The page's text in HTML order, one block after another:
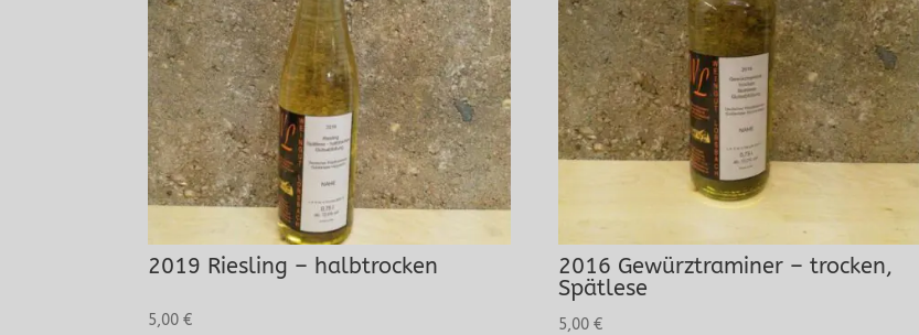
2019 Riesling – halbtrocken
5,00€
2016 Gewürztraminer – trocken,
Spätlese
5,00€